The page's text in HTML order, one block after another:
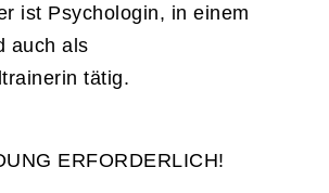
ist Psychologin, in einem
auch als
tätig.
ERFORDERLICH!